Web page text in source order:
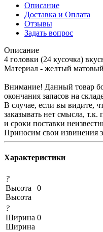
Описание
Доставка и Оплата
Отзывы
Задать вопрос
Описание
4 головки (24 кусочка)
Материал - желтый
Внимание! Данный товар
окончания запасов на
В случае, если вы видите,
заказывать нет смысла, т.к.
и сроки поставки
Приносим свои извинения
Характеристики
?
Высота
Высота
0
?
Ширина
Ширина
0